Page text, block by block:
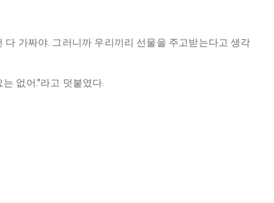
가짜야. 그러니까 우리끼리 선물을 주고받는다고 생각
없어."라고 덧붙였다.